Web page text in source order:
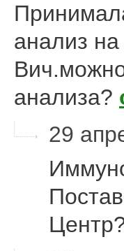
анализ
анализа?
29